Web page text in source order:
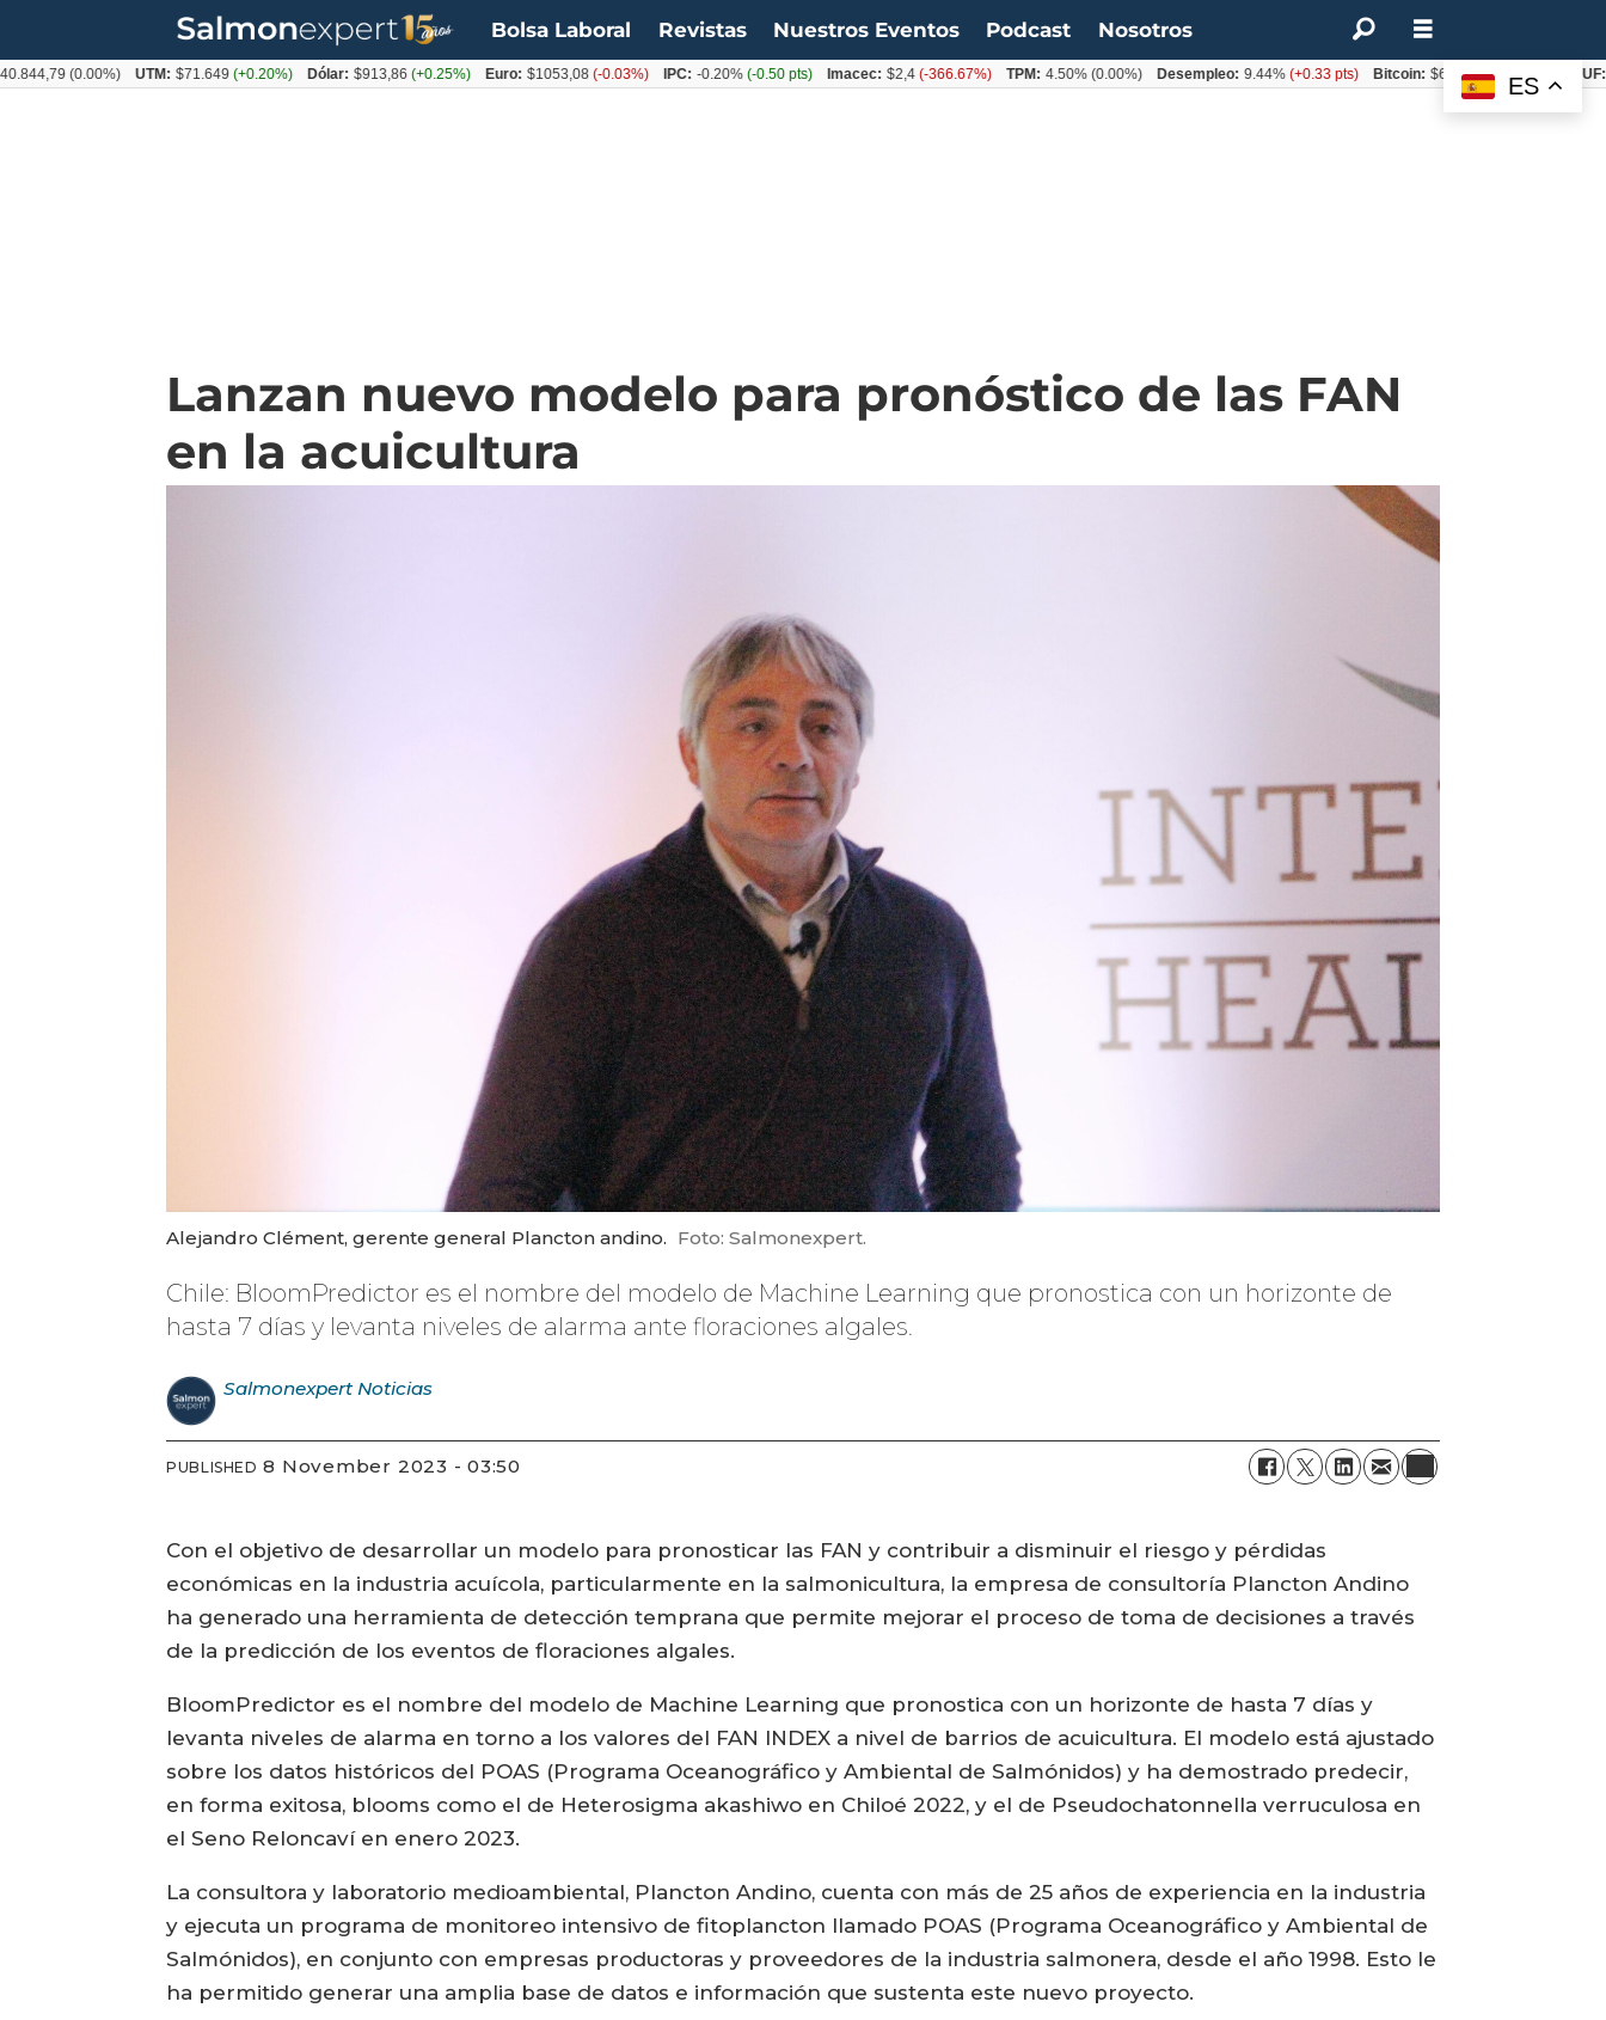
Bolsa Laboral Revistas Nuestros Eventos Podcast Nosotros
Lanzan nuevo modelo para pronóstico de las FAN
en la acuicultura
Alejandro Clément, gerente general Plancton andino. Foto: Salmonexpert.
Chile: BloomPredictor es el nombre del modelo de Machine Learning que pronostica con un horizonte de
hasta 7 días y levanta niveles de alarma ante floraciones algales.
Salmonexpert Noticias
PUBLISHED 8 November 2023 - 03:50
Con el objetivo de desarrollar un modelo para pronosticar las FAN y contribuir a disminuir el riesgo y pérdidas
económicas en la industria acuícola, particularmente en la salmonicultura, la empresa de consultoría Plancton Andino
ha generado una herramienta de detección temprana que permite mejorar el proceso de toma de decisiones a través
de la predicción de los eventos de floraciones algales.
BloomPredictor es el nombre del modelo de Machine Learning que pronostica con un horizonte de hasta 7 días y
levanta niveles de alarma en torno a los valores del FAN INDEX a nivel de barrios de acuicultura. El modelo está ajustado
sobre los datos históricos del POAS (Programa Oceanográfico y Ambiental de Salmónidos) y ha demostrado predecir,
en forma exitosa, blooms como el de Heterosigma akashiwo en Chiloé 2022, y el de Pseudochatonnella verruculosa en
el Seno Reloncaví en enero 2023.
La consultora y laboratorio medioambiental, Plancton Andino, cuenta con más de 25 años de experiencia en la industria
y ejecuta un programa de monitoreo intensivo de fitoplancton llamado POAS (Programa Oceanográfico y Ambiental de
Salmónidos), en conjunto con empresas productoras y proveedores de la industria salmonera, desde el año 1998. Esto le
ha permitido generar una amplia base de datos e información que sustenta este nuevo proyecto.
ES
(0.00%) UTM: $71.649(+0.20%) Dólar: $913,86(+0.25%) Euro: $1053,08(-0.03%) IPC: -0.20%(-0.50 pts) Imacec: $2,4(-366.67%) TPM: 4.50% (0.00%) Desempleo: 9.44% (+0.33 pts) Bitcoin: $64.600,08 (+2.93%)